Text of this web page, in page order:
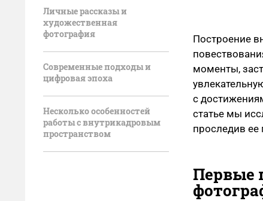
Личные рассказы и
художественная
фотография
Современные подходы и
цифровая эпоха
Несколько особенностей
работы с внутрикадровым
пространством
Построение
моменты,
с
статье мы
проследив ее
Первые